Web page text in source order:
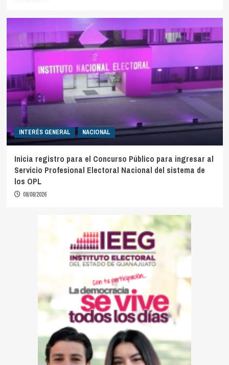
INTERÉS GENERAL NACIONAL
Inicia registro para el Concurso Público para ingresar al
Servicio Profesional Electoral Nacional del sistema de
los OPL
08/08/2026